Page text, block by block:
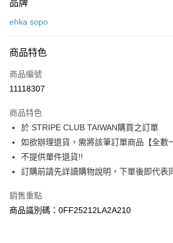
信用卡一次付款
3 期 0 利率 每期
合作金庫商業銀行
上海商業儲蓄銀行
臺灣中小企業銀行
匯豐（台灣）商業銀行
華泰商業
聯邦商業銀行
遠東國際
元大商業銀行
玉山商業銀行
星展（台
台灣樂天信用卡公司
超商取貨付款
LINE Pay
Apple Pay
街口支付
悠遊付
大哥付你分期
相關說明
品牌
ehka sopo
商品特色
商品編號
11118307
商品特色
於 STRIPE CLUB TAIWAN購買之訂單
如欲辦理退貨，需將該筆訂單商品【全數
不提供單件退貨!!
訂購前請先詳讀購物說明，下單後即代表
銷售重點
商品識別碼：0FF25212LA2A210